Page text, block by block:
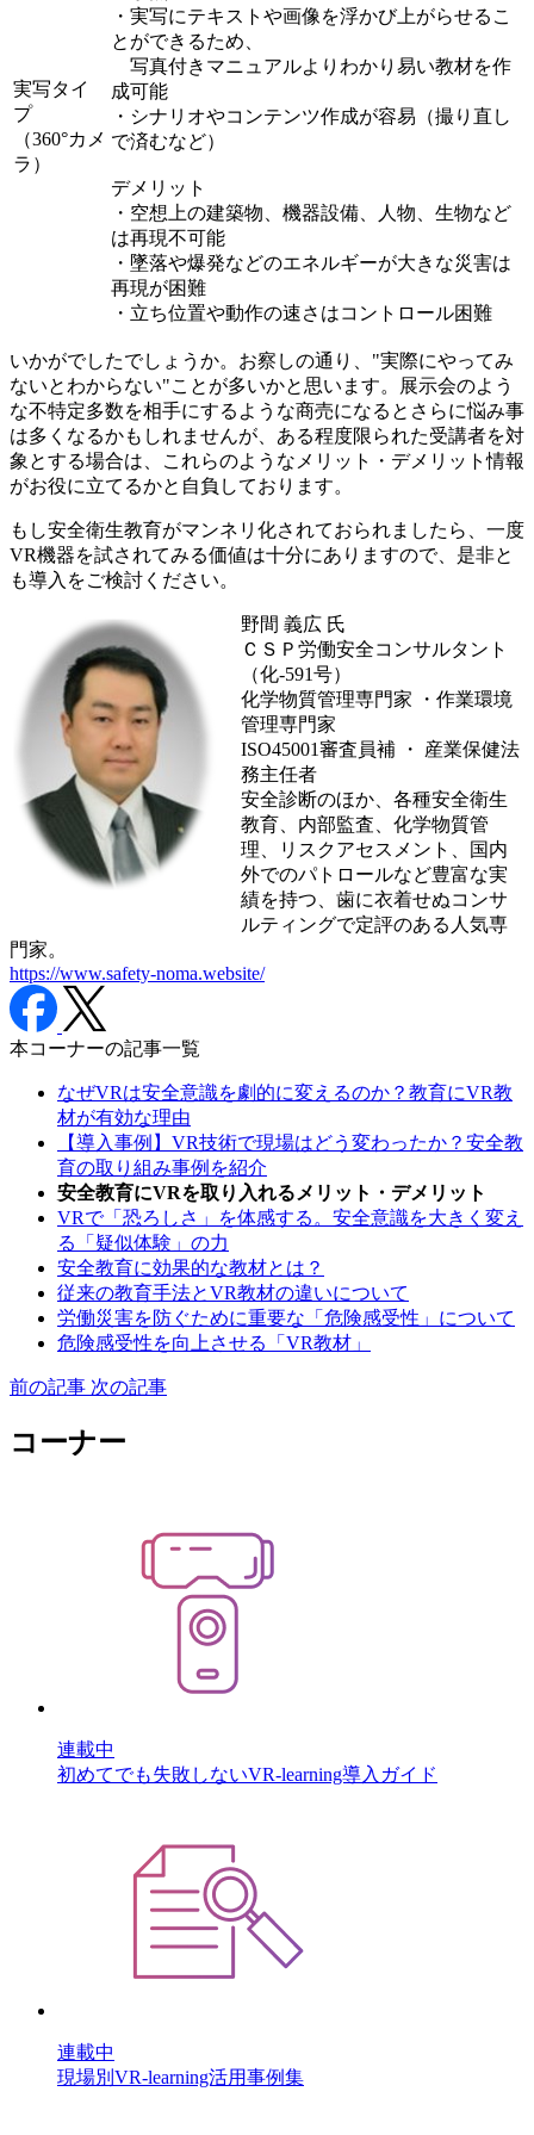
実写タイ
プ
（360°カメ
ラ）
・実写にテキストや画像を浮かび上がらせるこ
とができるため、
写真付きマニュアルよりわかり易い教材を作
成可能
・シナリオやコンテンツ作成が容易（撮り直し
で済むなど）
デメリット
・空想上の建築物、機器設備、人物、生物など
は再現不可能
・墜落や爆発などのエネルギーが大きな災害は
再現が困難
・立ち位置や動作の速さはコントロール困難
いかがでしたでしょうか。お察しの通り、"実際にやってみ
ないとわからない"ことが多いかと思います。展示会のよう
な不特定多数を相手にするような商売になるとさらに悩み事
は多くなるかもしれませんが、ある程度限られた受講者を対
象とする場合は、これらのようなメリット・デメリット情報
がお役に立てるかと自負しております。
もし安全衛生教育がマンネリ化されておられましたら、一度
VR機器を試されてみる価値は十分にありますので、是非と
も導入をご検討ください。
野間 義広 氏
ＣＳＰ労働安全コンサルタント
（化-591号）
化学物質管理専門家 ・作業環境
管理専門家
ISO45001審査員補 ・ 産業保健法
務主任者
安全診断のほか、各種安全衛生
教育、内部監査、化学物質管
理、リスクアセスメント、国内
外でのパトロールなど豊富な実
績を持つ、歯に衣着せぬコンサ
ルティングで定評のある人気専
門家。
https://www.safety-noma.website/
本コーナーの記事一覧
なぜVRは安全意識を劇的に変えるのか？教育にVR教
材が有効な理由
【導入事例】VR技術で現場はどう変わったか？安全教
育の取り組み事例を紹介
安全教育にVRを取り入れるメリット・デメリット
VRで「恐ろしさ」を体感する。安全意識を大きく変え
る「疑似体験」の力
安全教育に効果的な教材とは？
従来の教育手法とVR教材の違いについて
労働災害を防ぐために重要な「危険感受性」について
危険感受性を向上させる「VR教材」
前の記事 次の記事
コーナー
連載中
初めてでも失敗しないVR-learning導入ガイド
連載中
現場別VR-learning活用事例集